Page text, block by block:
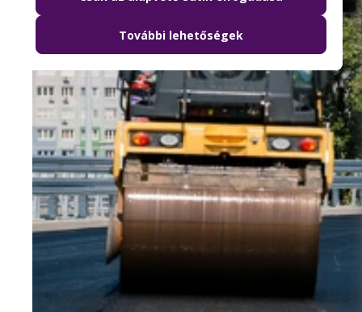
További lehetőségek